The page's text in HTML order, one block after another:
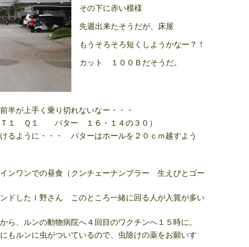
その下に赤い模様
先週出来たそうだが、床屋
もうそろそろ短くしようかなー？！
カット １００Ｂだそうだ。
が上手く乗り切れないなー・・・
Ｑ１ パター １６・１４の３０）
るように・・・ パターはホールを２０ｃｍ越すよう
ワンでの昼食（クンチェーナンプラー 生えびとゴー
したＩ野さん このところ一緒に回る人が入賞が多い
、ルンの動物病院へ４回目のワクチンへ１５時に。
もルンに虫がついているので、虫除けの薬をお願いす